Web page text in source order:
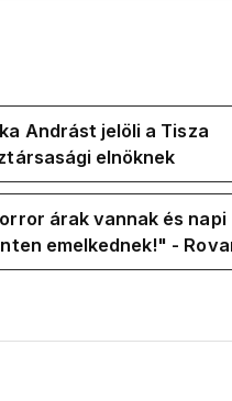
Andrást jelöli a Tisza
elnöknek
árak vannak és napi
emelkednek!" -
oldalán lázadnak a